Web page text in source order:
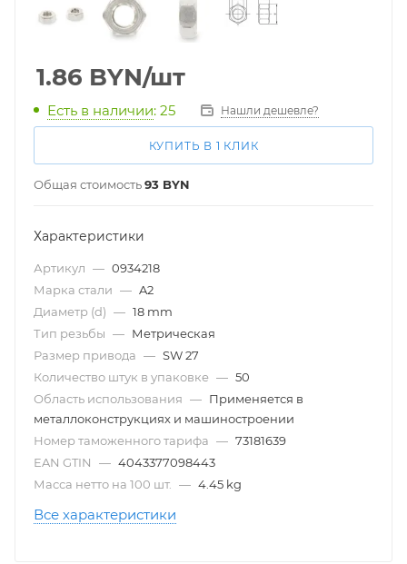
1.86 BYN/шт
Есть в наличии: 25 Нашли дешевле?
КУПИТЬ В 1 КЛИК
Общая стоимость93 BYN
Характеристики
Артикул — 0934218
Марка стали — A2
Диаметр (d) — 18 mm
Тип резьбы — Метрическая
Размер привода — SW 27
Количество штук в упаковке — 50
Область использования — Применяется в
металлоконструкциях и машиностроении
Номер таможенного тарифа — 73181639
EAN GTIN
— 4043377098443
Масса нетто на 100 шт.
— 4.45 kg
Все характеристики